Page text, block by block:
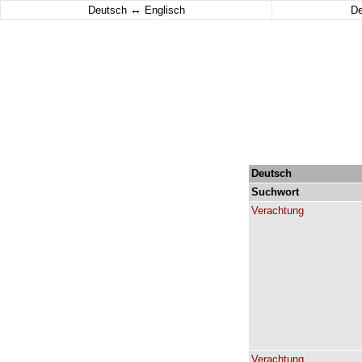
Deutsch ↔ Englisch
Deutsch
Suchwort
Verachtung
Verachtung